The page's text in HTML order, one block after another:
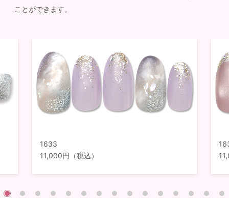
ことができます。
1633
11,000円（税込）